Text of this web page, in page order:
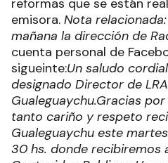
reformas que se están
emisora. Nota
mañana la dirección de
cuenta personal de
sigueinte:Un saludo
designado Director de
Gualeguaychu.Gracias
tanto cariño y respeto
Gualeguaychu este
30 hs. donde recibiremos